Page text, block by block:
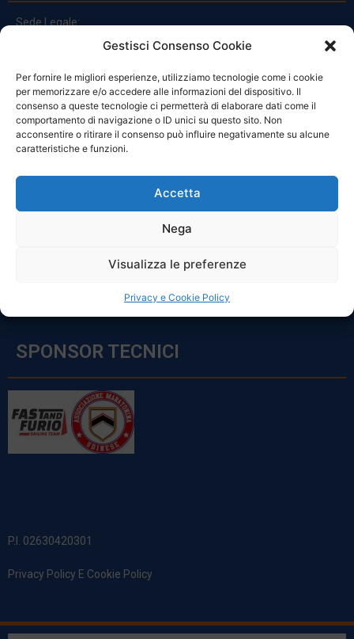
Gestisci Consenso Cookie
Per fornire le migliori esperienze, utilizziamo tecnologie come i cookie
per memorizzare e/o accedere alle informazioni del dispositivo. Il
consenso a queste tecnologie ci permetterà di elaborare dati come il
comportamento di navigazione o ID unici su questo sito. Non
acconsentire o ritirare il consenso può influire negativamente su alcune
caratteristiche e funzioni.
Accetta
Nega
Visualizza le preferenze
Privacy e Cookie Policy
Sede Legale:
Via Principe Di Udine 144
clienti@officinefvg.it
info@officinefvg.it
posta@officinefvgpec.It
ORARI
Sabato: 8:00 – 12:00
SPONSOR TECNICI
P.I. 02630420301
Privacy Policy E Cookie Policy